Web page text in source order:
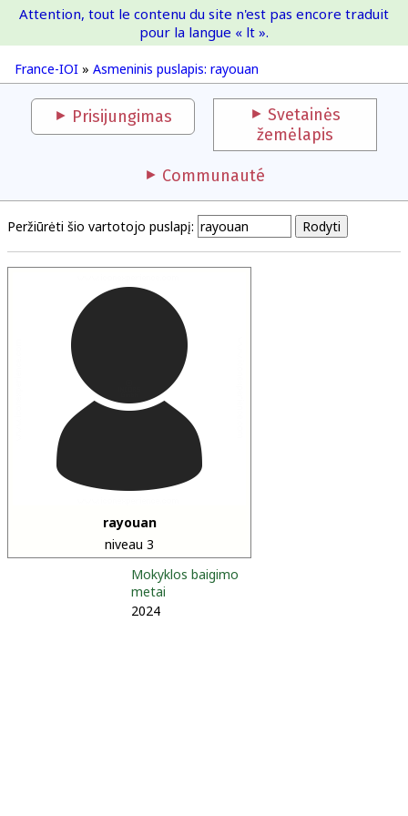
France-IOI
France-IOI » Asmeninis puslapis: rayouan
Attention, tout le contenu du site n'est pas encore traduit
pour la langue « lt ».
Prisijungimas
Svetainės
žemėlapis
Communauté
Peržiūrėti šio vartotojo puslapį:
rayouan
niveau 3
Mokyklos baigimo
metai
2024